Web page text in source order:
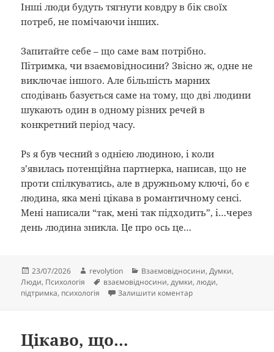
Інші люди будуть тягнути ковдру в бік своїх
потреб, не помічаючи інших.
Запитайте себе – що саме вам потрібно.
Пітримка, чи взаємовідносини? Звісно ж, одне не
виключає іншого. Але більшість марних
сподівань базується саме на тому, що дві людини
шукають один в одному різних речей в
конкретний період часу.
Ps я був чесний з однією людиною, і коли
з’явилась потенційна партнерка, написав, що не
проти спілкуватись, але в дружньому ключі, бо є
людина, яка мені цікава в романтичному сенсі.
Мені написали “так, мені так підходить”, і…через
день людина зникла. Це про ось це…
Опубліковано
23/07/2026 Автор
revolytion Категорії
Взаємовідносини,Думки,
Люди, Психологія Позначки
взаємовідносини,думки,люди,
підтримка, психологія Залишити коментардо You’re gonna go far,
Цікаво, що…